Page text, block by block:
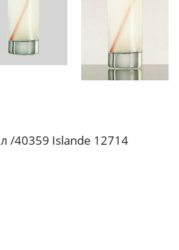
/40359 Islande 12714